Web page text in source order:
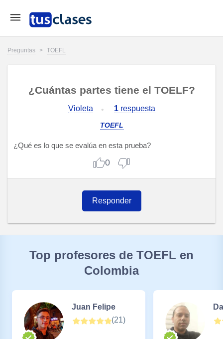
Preguntas > TOEFL
¿Cuántas partes tiene el TOELF?
Violeta 1respuesta
TOEFL
¿Qué es lo que se evalúa en esta prueba?
0
Responder
Top profesores de TOEFL en
Colombia
Juan Felipe
(21)